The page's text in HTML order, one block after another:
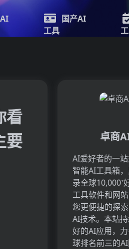
国产AI
工具
看
要
卓商
AI爱好者的一
智能AI工具箱
录全球10,000⁺
工具软件和网
您更便捷的探
AI技术。本站
好的AI应用，
球排名前三的